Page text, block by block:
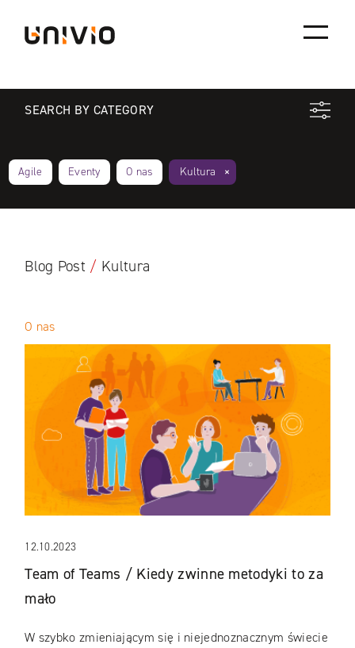
content
SEARCH BY CATEGORY
Agile Eventy O nas Kultura
Blog Post / Kultura
12.10.2023
Team of Teams / Kiedy zwinne metodyki to za
mało
O nas
W szybko zmieniającym się i niejednoznacznym świecie